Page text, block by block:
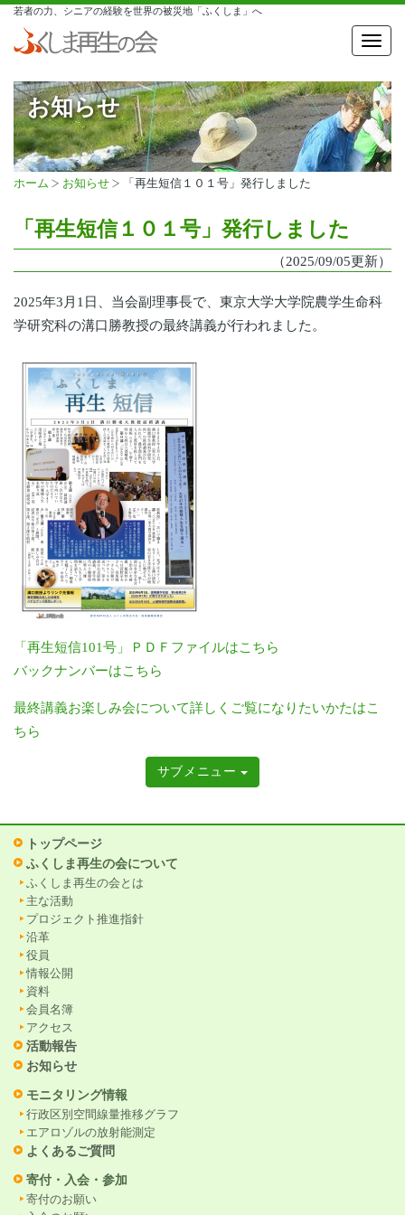
若者の力、シニアの経験を世界の被災地「ふくしま」へ
お知らせ
ホーム お知らせ 「再生短信１０１号」発行しました
「再生短信１０１号」発行しました
（2025/09/05更新）
2025年3月1日、当会副理事長で、東京大学大学院農学生命科
学研究科の溝口勝教授の最終講義が行われました。
「再生短信101号」ＰＤＦファイルはこちら
バックナンバーはこちら
最終講義お楽しみ会について詳しくご覧になりたいかたはこ
ちら
サブメニュー
トップページ
ふくしま再生の会について
ふくしま再生の会とは
主な活動
プロジェクト推進指針
沿革
役員
情報公開
資料
会員名簿
アクセス
活動報告
お知らせ
モニタリング情報
行政区別空間線量推移グラフ
エアロゾルの放射能測定
よくあるご質問
寄付・入会・参加
寄付のお願い